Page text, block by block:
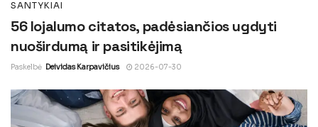
SANTYKIAI
56 lojalumo citatos, padėsiančios ugdyti
nuoširdumą ir pasitikėjimą
Paskelbė Deividas Karpavičius 2026-07-30